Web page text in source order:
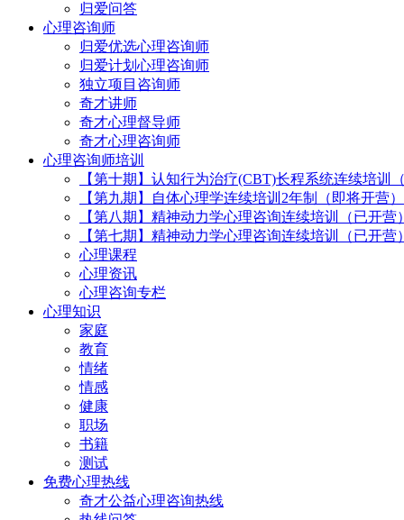
归爱问答
心理咨询师
归爱优选心理咨询师
归爱计划心理咨询师
独立项目咨询师
奇才讲师
奇才心理督导师
奇才心理咨询师
心理咨询师培训
【第十期】认知行为治疗(CBT)长程系统连续培训
【第九期】自体心理学连续培训2年制（即将开营）
【第八期】精神动力学心理咨询连续培训（已开营）
【第七期】精神动力学心理咨询连续培训（已开营）
心理课程
心理资讯
心理咨询专栏
心理知识
家庭
教育
情绪
情感
健康
职场
书籍
测试
免费心理热线
奇才公益心理咨询热线